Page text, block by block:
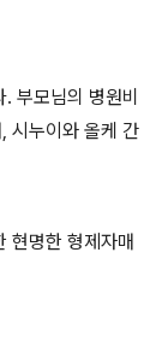
부모님의 병원비
시누이와 올케 간
현명한 형제자매